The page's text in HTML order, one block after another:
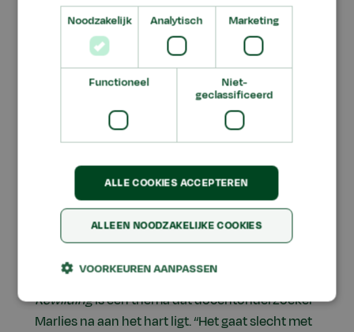
lespakket uit een lesboekje en
docentenhandleiding over biodiversiteit. Het
materiaal zoomt in op nut en noodzaak van
biodiversiteit, zowel in onze productiesystemen
als in onze directe woonomgeving en
schoolterreinen. Leerlingen gaan aan de slag
met de vraag hoe de biodiversiteit op hun eigen
kijken ze wat ze kunnen bijdragen. Een kleine
ingreep kan al zichtbare resultaten opleveren.
Haal een paar tuintegels weg en kijk wat er
gebeurt.
Zo jong mogelijk beginnen met bewustwording
Rewildingis een thema dat docentonderzoeker
Marlies na aan het hart ligt. “Het gaat slecht met
Noodzakelijk Analytisch Marketing
Functioneel
Niet-
geclassificeerd
ALLE COOKIES ACCEPTEREN
ALLEEN NOODZAKELIJKE COOKIES
VOORKEUREN AANPASSEN